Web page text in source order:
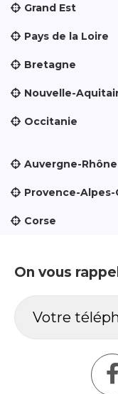
Grand Est
Pays de la Loire
Bretagne
Nouvelle-
Occitanie
Auvergne-
Provence-
Corse
On vous